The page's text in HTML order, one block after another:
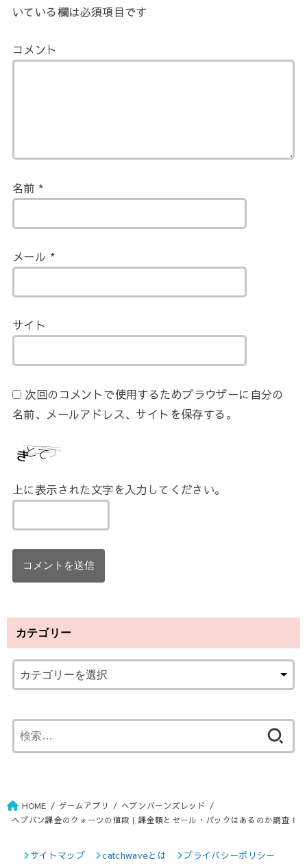
いている欄は必須項目です
コメント
名前 *
メール *
サイト
次回のコメントで使用するためブラウザーに自分の
名前、メールアドレス、サイトを保存する。
上に表示された文字を入力してください。
カテゴリー
索
HOME ゲームアプリ
ヘブンバーンズレッド
ヘブバン課金のクォーツの値段｜課金額とセール・パックはあるのか調査！
サイトマップ catchwaveとは
プライバシーポリシー